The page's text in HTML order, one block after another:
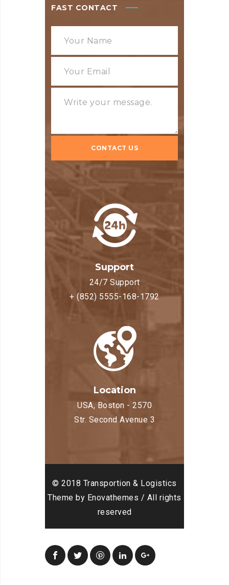
FAST CONTACT
Support
24/7 Support
+ (852) 5555-168-1792
Location
USA, Boston - 2570
Str. Second Avenue 3
© 2018 Transportion & Logistics
Theme by Enovathemes / All rights
reserved